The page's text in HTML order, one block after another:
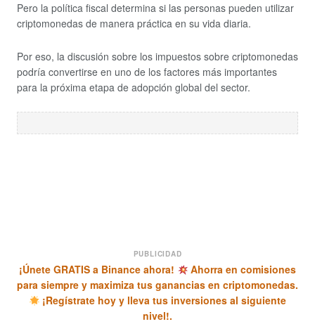
Pero la política fiscal determina si las personas pueden utilizar
criptomonedas de manera práctica en su vida diaria.
Por eso, la discusión sobre los impuestos sobre criptomonedas
podría convertirse en uno de los factores más importantes
para la próxima etapa de adopción global del sector.
PUBLICIDAD
¡Únete GRATIS a Binance ahora!
Ahorra en comisiones
para siempre y maximiza tus ganancias en criptomonedas.
¡Regístrate hoy y lleva tus inversiones al siguiente
nivel!.